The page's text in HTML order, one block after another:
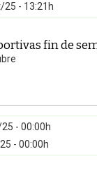
- 13:21h
fin de
- 00:00h
- 00:00h